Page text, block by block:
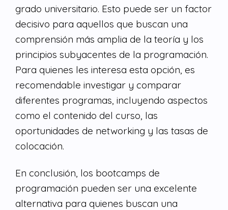
grado universitario. Esto puede ser un factor
decisivo para aquellos que buscan una
comprensión más amplia de la teoría y los
principios subyacentes de la programación.
Para quienes les interesa esta opción, es
recomendable investigar y comparar
diferentes programas, incluyendo aspectos
como el contenido del curso, las
oportunidades de networking y las tasas de
colocación.
En conclusión, los bootcamps de
programación pueden ser una excelente
alternativa para quienes buscan una